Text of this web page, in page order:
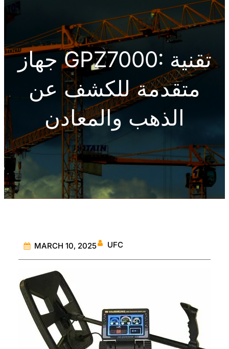
h
جهاز GPZ7000: تقنية
متقدمة للكشف عن
الذهب والمعادن
MARCH 10, 2025 UFC